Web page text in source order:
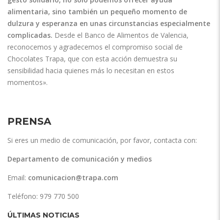
alimentaria, sino también un pequeño momento de
dulzura y esperanza en unas circunstancias especialmente
complicadas. Desde el Banco de Alimentos de Valencia,
reconocemos y agradecemos el compromiso social de
Chocolates Trapa, que con esta acción demuestra su
sensibilidad hacia quienes más lo necesitan en estos
momentos».
PRENSA
Si eres un medio de comunicación, por favor, contacta con:
Departamento de comunicación y medios
Email: comunicacion@trapa.com
Teléfono: 979 770 500
ÚLTIMAS NOTICIAS